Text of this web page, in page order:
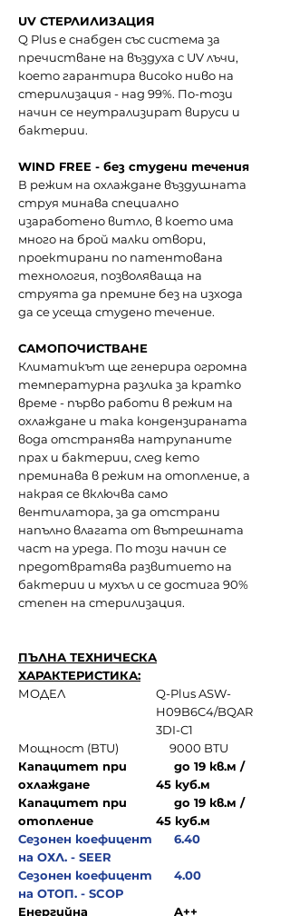
UV СТЕРЛИЛИЗАЦИЯ
Q Plus е снабден със система за
пречистване на въздуха с UV лъчи,
което гарантира високо ниво на
стерилизация - над 99%. По-този
начин се неутрализират вируси и
бактерии.
WIND FREE - без студени течения
В режим на охлаждане въздушната
струя минава специално
изаработено витло, в което има
много на брой малки отвори,
проектирани по патентована
технология, позволяваща на
струята да премине без на изхода
да се усеща студено течение.
САМОПОЧИСТВАНЕ
Климатикът ще генерира огромна
температурна разлика за кратко
време - първо работи в режим на
охлаждане и така кондензираната
вода отстранява натрупаните
прах и бактерии, след кето
преминава в режим на отопление, а
накрая се включва само
вентилатора, за да отстрани
напълно влагата от вътрешната
част на уреда. По този начин се
предотвратява развитието на
бактерии и мухъл и се достига 90%
степен на стерилизация.
ПЪЛНА ТЕХНИЧЕСКА
ХАРАКТЕРИСТИКА:
МОДЕЛ
Q-Plus ASW-
H09B6C4/BQAR
3DI-C1
Мощност (BTU)
9000 BTU
Капацитет при
охлаждане
до 19 кв.м /
45 куб.м
Капацитет при
отопление
до 19 кв.м /
45 куб.м
Сезонен коефицент
на ОХЛ. - SEER
6.40
Сезонен коефицент
на ОТОП. - SCOP
4.00
Енергийна A++